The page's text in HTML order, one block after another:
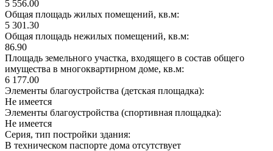
5 556.00
Общая площадь жилых помещений, кв.м:
5 301.30
Общая площадь нежилых помещений, кв.м:
86.90
Площадь земельного участка, входящего в состав общего
имущества в многоквартирном доме, кв.м:
6 177.00
Элементы благоустройства (детская площадка):
Не имеется
Элементы благоустройства (спортивная площадка):
Не имеется
Серия, тип постройки здания:
В техническом паспорте дома отсутствует